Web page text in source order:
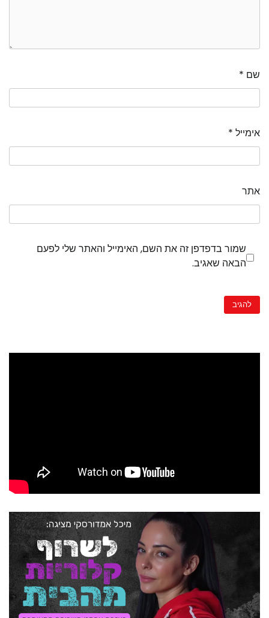
שם *
אימייל *
אתר
שמור בדפדפן זה את השם, האימייל והאתר שלי לפעם
הבאה שאגיב.